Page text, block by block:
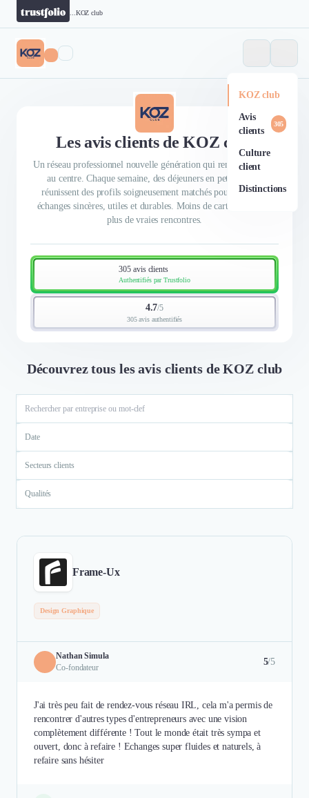
KOZ club
KOZ club
Avis
clients
305
Culture
client
Distinctions
Les avis clients de KOZ club
Un réseau professionnel nouvelle génération qui remet l’humain
au centre. Chaque semaine, des déjeuners en petit comité
réunissent des profils soigneusement matchés pour créer des
échanges sincères, utiles et durables. Moins de cartes de visite,
plus de vraies rencontres.
305 avis clients
Authentifiés par Trustfolio
4.7/5
305 avis authentifiés
Découvrez tous les avis clients de KOZ club
Date
Secteurs clients
Qualités
Frame-Ux
Design Graphique
Nathan Simula
Co-fondateur
5/5
J'ai très peu fait de rendez-vous réseau IRL, cela m'a permis de
rencontrer d'autres types d'entrepreneurs avec une vision
complètement différente ! Tout le monde était très sympa et
ouvert, donc à refaire ! Echanges super fluides et naturels, à
refaire sans hésiter